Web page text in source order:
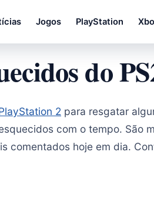
Jogos PlayStation
do
2 para resgatar
com o tempo. São
comentados hoje em dia.